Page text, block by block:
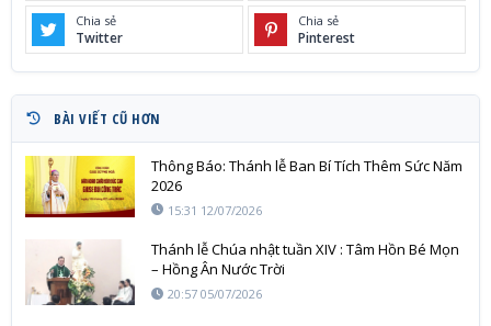
Chia sẻ
Twitter
Chia sẻ
Pinterest
BÀI VIẾT CŨ HƠN
Thông Báo: Thánh lễ Ban Bí Tích Thêm Sức Năm
2026
15:31 12/07/2026
Thánh lễ Chúa nhật tuần XIV : Tâm Hồn Bé Mọn
– Hồng Ân Nước Trời
20:57 05/07/2026